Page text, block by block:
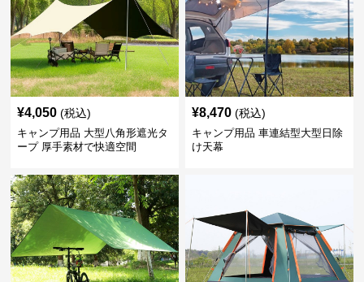
¥4,050 (税込)
キャンプ用品 大型八角形遮光タ
ープ 厚手素材で快適空間
¥8,470 (税込)
キャンプ用品 車連結型大型日除
け天幕